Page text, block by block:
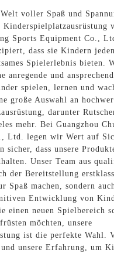
voller Spaß und
Kinderspielplatzausrüstung
Sports Equipment Co.,
dass sie Kindern
Spielerlebnis bieten.
und
spielen, lernen und
große Auswahl an
darunter
mehr. Bei Guangzhou
Ltd. legen wir Wert auf
sicher, dass unsere
Unser Team aus
der Bereitstellung
Spaß machen, sondern
Entwicklung von
einen neuen Spielbereich
möchten, unsere
ist die perfekte Wahl.
und unsere Erfahrung, um